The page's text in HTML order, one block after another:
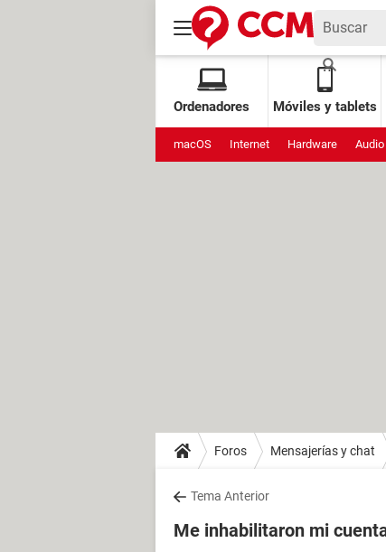
Ordenadores Móviles y tablets
macOS Internet Hardware Audio
Foros Mensajerías y chat
Tema Anterior
Me inhabilitaron mi